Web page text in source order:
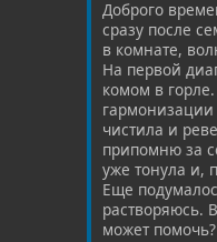
Доброго
сразу после
в комнате,
На первой
комом в
гармонизации
чистила и
припомню за
уже тонула и,
Еще
растворяюсь.
может помочь?